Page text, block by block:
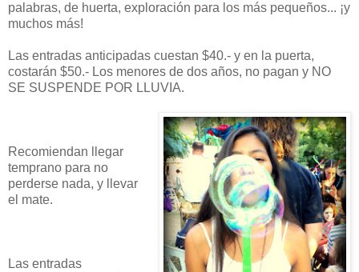
palabras, de huerta, exploración para los más pequeños... ¡y
muchos más!
Las entradas anticipadas cuestan $40.- y en la puerta,
costarán $50.- Los menores de dos años, no pagan y NO
SE SUSPENDE POR LLUVIA.
Recomiendan llegar
temprano para no
perderse nada, y llevar
el mate.
Las entradas